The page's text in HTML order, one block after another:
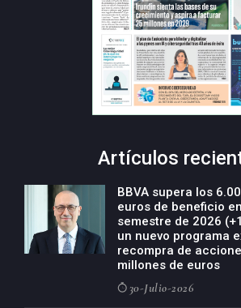
Artículos
BBVA supera los
euros de beneficio
semestre de 2026
un nuevo programa
recompra de
millones de euros
30-Julio-2026